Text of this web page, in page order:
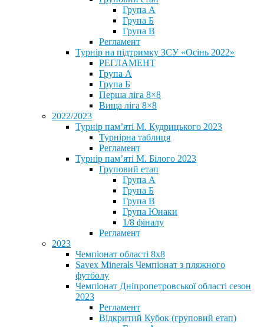
Група А
Група Б
Група В
Регламент
Турнір на підтримку ЗСУ «Осінь 2022»
РЕГЛАМЕНТ
Група А
Група Б
Перша ліга 8×8
Вища ліга 8×8
2022/2023
Турнір пам’яті М. Кудрицького 2023
Турнірна таблиця
Регламент
Турнір пам’яті М. Білого 2023
Груповий етап
Група А
Група Б
Група В
Група Юнаки
1/8 фіналу
Регламент
2023
Чемпіонат області 8х8
Savex Minerals Чемпіонат з пляжного
футболу
Чемпіонат Дніпропетровської області сезон
2023
Регламент
Відкритий Кубок (груповий етап)